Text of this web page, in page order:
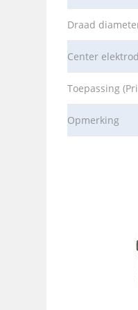
Draad
Center
Toepassing
Opmerking